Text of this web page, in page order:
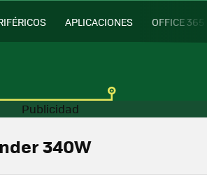
APLICACIONES OFFICE 365
340W